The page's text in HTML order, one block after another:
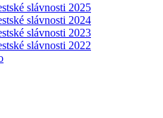
slávnosti 2025
slávnosti 2024
slávnosti 2023
slávnosti 2022